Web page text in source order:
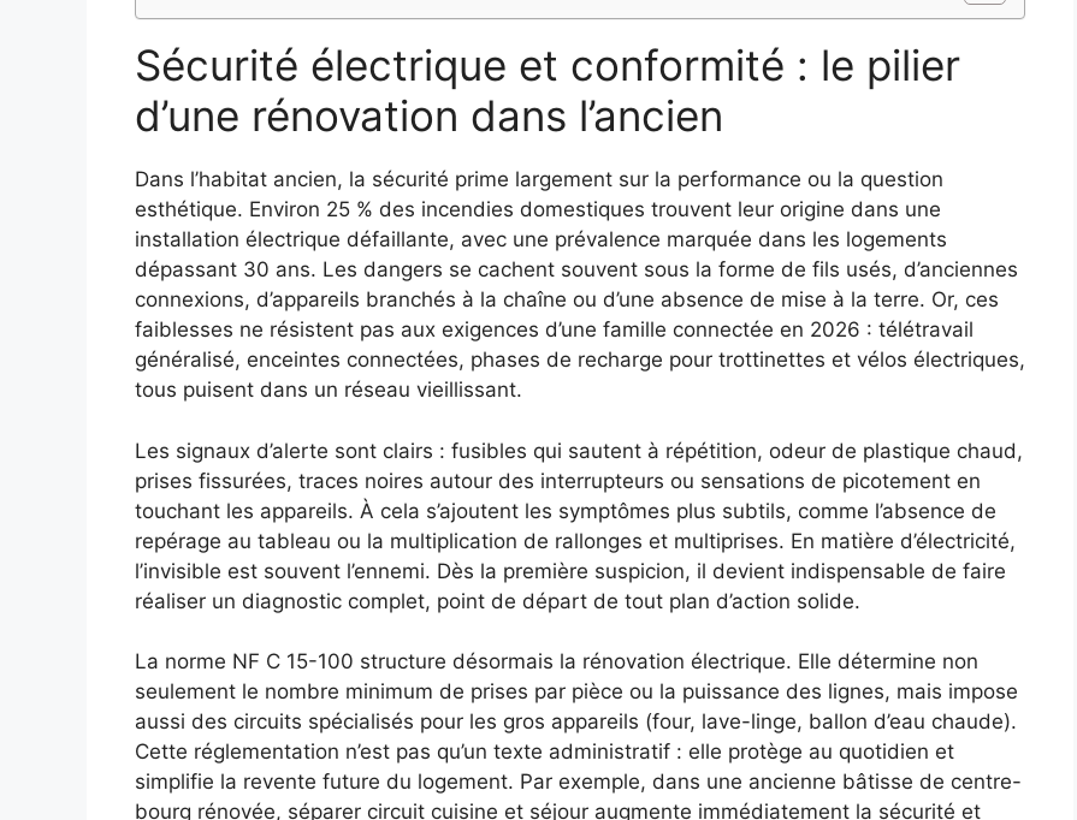
Sécurité électrique et conformité : le pilier
d’une rénovation dans l’ancien
Dans l’habitat ancien, la sécurité prime largement sur la performance ou la question
esthétique. Environ 25 % des incendies domestiques trouvent leur origine dans une
installation électrique défaillante, avec une prévalence marquée dans les logements
dépassant 30 ans. Les dangers se cachent souvent sous la forme de fils usés, d’anciennes
connexions, d’appareils branchés à la chaîne ou d’une absence de mise à la terre. Or, ces
faiblesses ne résistent pas aux exigences d’une famille connectée en 2026 : télétravail
généralisé, enceintes connectées, phases de recharge pour trottinettes et vélos électriques,
tous puisent dans un réseau vieillissant.
Les signaux d’alerte sont clairs : fusibles qui sautent à répétition, odeur de plastique chaud,
prises fissurées, traces noires autour des interrupteurs ou sensations de picotement en
touchant les appareils. À cela s’ajoutent les symptômes plus subtils, comme l’absence de
repérage au tableau ou la multiplication de rallonges et multiprises. En matière d’électricité,
l’invisible est souvent l’ennemi. Dès la première suspicion, il devient indispensable de faire
réaliser un diagnostic complet, point de départ de tout plan d’action solide.
La norme NF C 15-100 structure désormais la rénovation électrique. Elle détermine non
seulement le nombre minimum de prises par pièce ou la puissance des lignes, mais impose
aussi des circuits spécialisés pour les gros appareils (four, lave-linge, ballon d’eau chaude).
Cette réglementation n’est pas qu’un texte administratif : elle protège au quotidien et
simplifie la revente future du logement. Par exemple, dans une ancienne bâtisse de centre-
bourg rénovée, séparer circuit cuisine et séjour augmente immédiatement la sécurité et